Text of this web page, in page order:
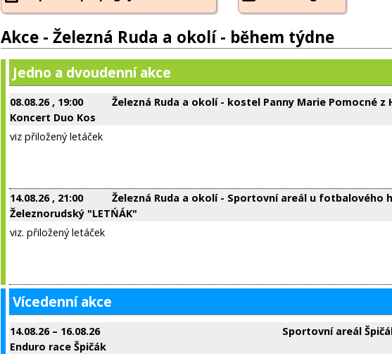
Akce - Železná Ruda a okolí - během týdne
Jedno a dvoudenní akce
08.08.26, 19:00
Železná Ruda a okolí - kostel Panny Marie Pomocné z
Koncert Duo Kos
viz přiložený letáček
14.08.26, 21:00
Železná Ruda a okolí - Sportovní areál u fotbalového
Železnorudský "LETŃÁK"
viz. přiložený letáček
Vícedenní akce
14.08.26– 16.08.26
Sportovní areál
Enduro race Špičák